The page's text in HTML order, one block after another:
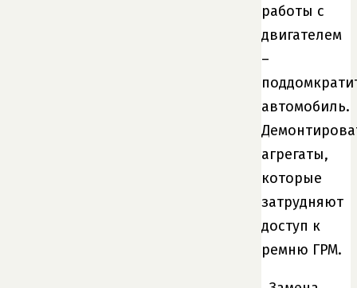
работы с
двигателем
–
автомобиль.
агрегаты,
которые
затрудняют
доступ к
ремню ГРМ.